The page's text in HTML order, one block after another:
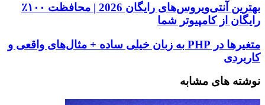
وارد
کنید
بهترین
آنتی‌ویروس‌های
رایگان
2026
|
محافظت
رایگان
بهترین آنتی‌ویروس‌های رایگان 2026 | محافظت ۱۰۰٪
رایگان از کامپیوتر شما
متغیرها
در
PHP
به
زبان
خیلی
متغیرها در PHP به زبان خیلی ساده + مثال‌های واقعی و
کاربردی
نوشته های مشابه